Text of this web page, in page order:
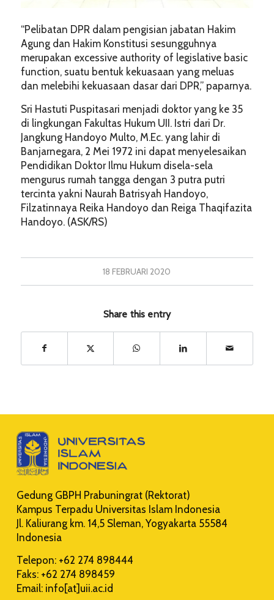
“Pelibatan DPR dalam pengisian jabatan Hakim
Agung dan Hakim Konstitusi sesungguhnya
merupakan excessive authority of legislative basic
function, suatu bentuk kekuasaan yang meluas
dan melebihi kekuasaan dasar dari DPR,” paparnya.
Sri Hastuti Puspitasari menjadi doktor yang ke 35
di lingkungan Fakultas Hukum UII. Istri dari Dr.
Jangkung Handoyo Multo, M.Ec. yang lahir di
Banjarnegara, 2 Mei 1972 ini dapat menyelesaikan
Pendidikan Doktor Ilmu Hukum disela-sela
mengurus rumah tangga dengan 3 putra putri
tercinta yakni Naurah Batrisyah Handoyo,
Filzatinnaya Reika Handoyo dan Reiga Thaqifazita
Handoyo. (ASK/RS)
18 FEBRUARI 2020
Share this entry
Gedung GBPH Prabuningrat (Rektorat)
Kampus Terpadu Universitas Islam Indonesia
Jl. Kaliurang km. 14,5 Sleman, Yogyakarta 55584
Indonesia
Telepon: +62 274 898444
Faks: +62 274 898459
Email: info[at]uii.ac.id